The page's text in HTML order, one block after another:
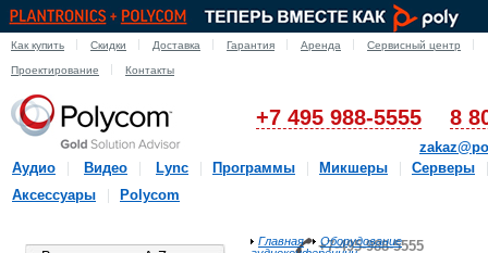
Как купить Скидки Доставка Гарантия Аренда Сервисный центр
Проектирование Контакты
+7 495 988-5555 8
Аудио
Видео Lync Программы Микшеры
Серверы
Аксессуары
Polycom
+7-495-988-5555
Главная
Оборудование